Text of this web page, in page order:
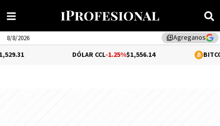
library_addAgreganos
8/8/2026
-1.25%$1,556.14 1%